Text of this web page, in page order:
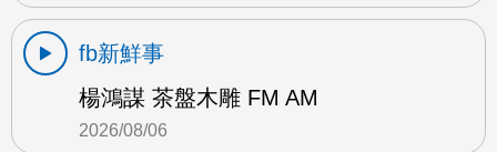
fb新鮮事
楊鴻謀 茶盤木雕 FM AM
2026/08/06